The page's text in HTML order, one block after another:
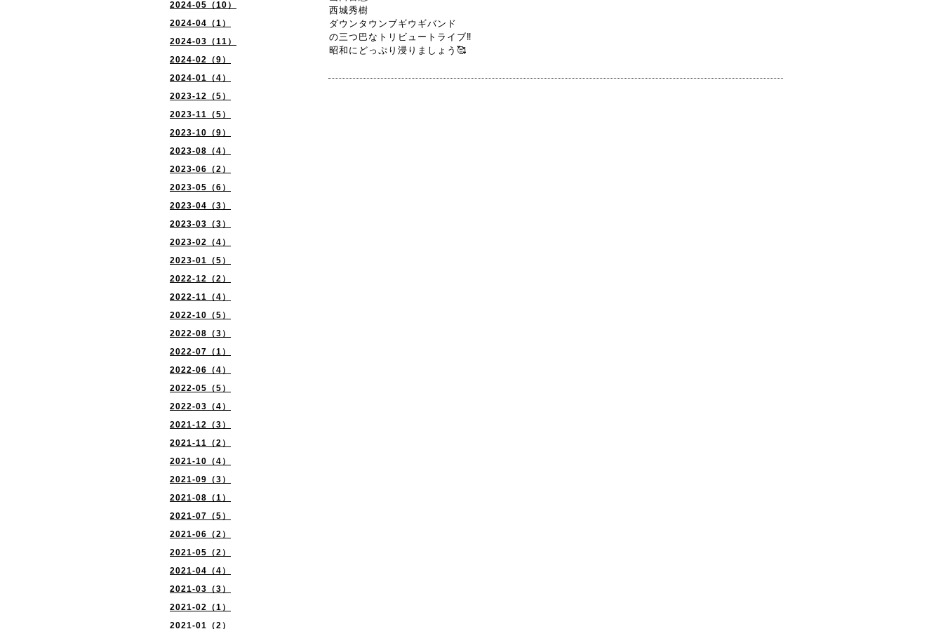
2024-05（10）
2024-04（1）
2024-03（11）
2024-02（9）
2024-01（4）
2023-12（5）
2023-11（5）
2023-10（9）
2023-08（4）
2023-06（2）
2023-05（6）
2023-04（3）
2023-03（3）
2023-02（4）
2023-01（5）
2022-12（2）
2022-11（4）
2022-10（5）
2022-08（3）
2022-07（1）
2022-06（4）
2022-05（5）
2022-03（4）
2021-12（3）
2021-11（2）
2021-10（4）
2021-09（3）
2021-08（1）
2021-07（5）
2021-06（2）
2021-05（2）
2021-04（4）
2021-03（3）
2021-02（1）
2021-01（2）
西城秀樹
ダウンタウンブギウギバンド
の三つ巴なトリビュートライブ‼️
昭和にどっぷり浸りましょう🥰